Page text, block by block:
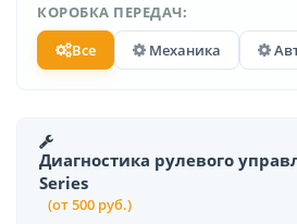
КОРОБКА ПЕРЕДАЧ:
Все
Механика
Диагностика рулевого
Series
(от 500 руб.)